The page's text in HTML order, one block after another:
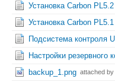
Установка Carbon PL5.2
Установка Carbon
Подсистема контроля
Настройки резервного
backup_1.png attached by